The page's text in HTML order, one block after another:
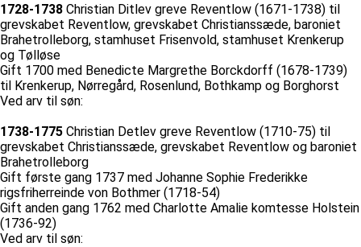
1728-1738 Christian Ditlev greve Reventlow (1671-1738) til
grevskabet Reventlow, grevskabet Christianssæde, baroniet
Brahetrolleborg, stamhuset Frisenvold, stamhuset Krenkerup
og Tølløse
Gift 1700 med Benedicte Margrethe Borckdorff (1678-1739)
til Krenkerup, Nørregård, Rosenlund, Bothkamp og Borghorst
Ved arv til søn:
1738-1775 Christian Detlev greve Reventlow (1710-75) til
grevskabet Christianssæde, grevskabet Reventlow og baroniet
Brahetrolleborg
Gift første gang 1737 med Johanne Sophie Frederikke
rigsfriherreinde von Bothmer (1718-54)
Gift anden gang 1762 med Charlotte Amalie komtesse Holstein
(1736-92)
Ved arv til søn: